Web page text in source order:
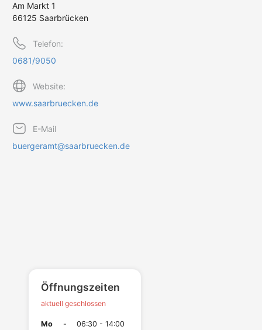
Am Markt 1
66125 Saarbrücken
Telefon:
0681/9050
Website:
www.saarbruecken.de
E-Mail
buergeramt@saarbruecken.de
Öffnungszeiten
aktuell geschlossen
Mo -
06:30 - 14:00